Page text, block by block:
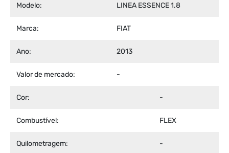
Modelo: LINEA ESSENCE 1.8
Marca: FIAT
Ano: 2013
Valor de mercado: -
Cor: -
Combustível: FLEX
Quilometragem: -